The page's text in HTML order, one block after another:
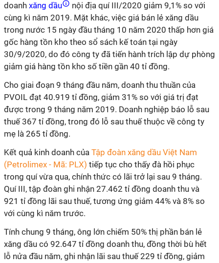
doanh xăng dầu
nội địa quí III/2020 giảm 9,1% so với
cùng kì năm 2019. Mặt khác, việc giá bán lẻ xăng dầu
trong nước 15 ngày đầu tháng 10 năm 2020 thấp hơn giá
gốc hàng tồn kho theo sổ sách kế toán tại ngày
30/9/2020, do đó công ty đã tiến hành trích lập dự phòng
giảm giá hàng tồn kho số tiền gần 40 tỉ đồng.
Cho giai đoạn 9 tháng đầu năm, doanh thu thuần của
PVOIL đạt 40.919 tỉ đồng, giảm 31% so với giá trị đạt
được trong 9 tháng năm 2019. Doanh nghiệp báo lỗ sau
thuế 367 tỉ đồng, trong đó lỗ sau thuế thuộc về công ty
mẹ là 265 tỉ đồng.
Kết quả kinh doanh của Tập đoàn xăng dầu Việt Nam
(Petrolimex - Mã: PLX) tiếp tục cho thấy đà hồi phục
trong quí vừa qua, chính thức có lãi trở lại sau 9 tháng.
Quí III, tập đoàn ghi nhận 27.462 tỉ đồng doanh thu và
921 tỉ đồng lãi sau thuế, tương ứng giảm 44% và 8% so
với cùng kì năm trước.
Tính chung 9 tháng, ông lớn chiếm 50% thị phần bán lẻ
xăng dầu có 92.647 tỉ đồng doanh thu, đồng thời bù hết
lỗ nửa đầu năm, ghi nhận lãi sau thuế 229 tỉ đồng, giảm